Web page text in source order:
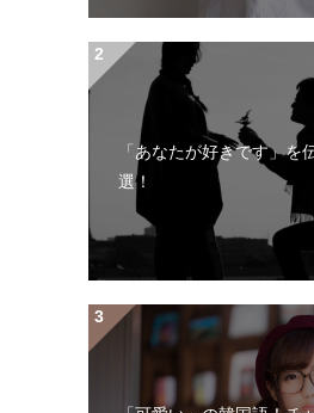
「あなたが好きです」を
選！